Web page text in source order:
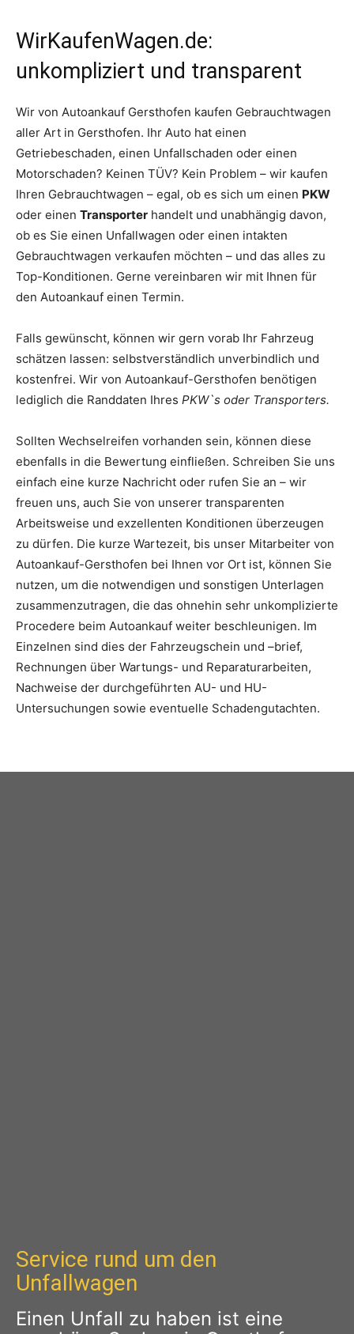
WirKaufenWagen.de:
unkompliziert und transparent
Wir von Autoankauf Gersthofen kaufen Gebrauchtwagen
aller Art in Gersthofen. Ihr Auto hat einen
Getriebeschaden, einen Unfallschaden oder einen
Motorschaden? Keinen TÜV? Kein Problem – wir kaufen
Ihren Gebrauchtwagen – egal, ob es sich um einen PKW
oder einen Transporter handelt und unabhängig davon,
ob es Sie einen Unfallwagen oder einen intakten
Gebrauchtwagen verkaufen möchten – und das alles zu
Top-Konditionen. Gerne vereinbaren wir mit Ihnen für
den Autoankauf einen Termin.
Falls gewünscht, können wir gern vorab Ihr Fahrzeug
schätzen lassen: selbstverständlich unverbindlich und
kostenfrei. Wir von Autoankauf-Gersthofen benötigen
lediglich die Randdaten Ihres PKW`s oder Transporters.
Sollten Wechselreifen vorhanden sein, können diese
ebenfalls in die Bewertung einfließen. Schreiben Sie uns
einfach eine kurze Nachricht oder rufen Sie an – wir
freuen uns, auch Sie von unserer transparenten
Arbeitsweise und exzellenten Konditionen überzeugen
zu dürfen. Die kurze Wartezeit, bis unser Mitarbeiter von
Autoankauf-Gersthofen bei Ihnen vor Ort ist, können Sie
nutzen, um die notwendigen und sonstigen Unterlagen
zusammenzutragen, die das ohnehin sehr unkomplizierte
Procedere beim Autoankauf weiter beschleunigen. Im
Einzelnen sind dies der Fahrzeugschein und –brief,
Rechnungen über Wartungs- und Reparaturarbeiten,
Nachweise der durchgeführten AU- und HU-
Untersuchungen sowie eventuelle Schadengutachten.
Service rund um den
Unfallwagen
Einen Unfall zu haben ist eine